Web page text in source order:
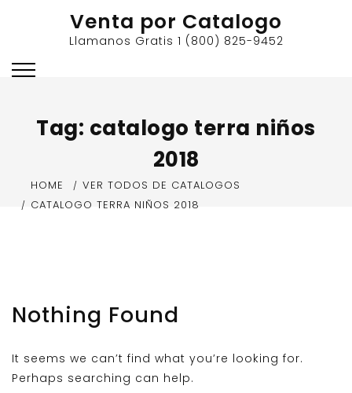
Venta por Catalogo
Llamanos Gratis 1 (800) 825-9452
Tag: catalogo terra niños
2018
HOME
VER TODOS DE CATALOGOS
CATALOGO TERRA NIÑOS 2018
Nothing Found
It seems we can’t find what you’re looking for.
Perhaps searching can help.